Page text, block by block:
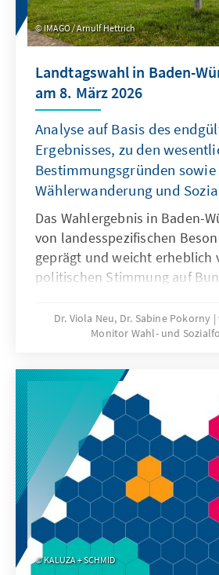
IMAGO / Arnulf Hettrich
Landtagswahl in Baden-
am 8. März 2026
Analyse auf Basis des
Ergebnisses, zu den
Bestimmungsgründen sowie
Wählerwanderung und
Das Wahlergebnis in Baden-
von landesspezifischen
geprägt und weicht erheblich
politischen Stimmung auf
Ergebnisse und geht dabei
Wählerwanderungen und die
Wahltagsbefragungen und
Vorfeld wird u.a. die
Einschätzungen von
Parteikompetenzen sowie
Themen für das
Dr. Viola Neu, Dr. Sabine Pokorny
Monitor Wahl- und
KALUZA + SCHMID